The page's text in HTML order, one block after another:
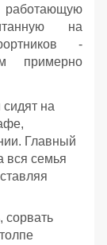
на
-
примерно
на
Главный
вся семья
сорвать